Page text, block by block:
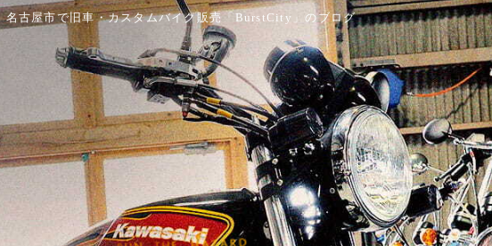
名古屋市で旧車・カスタムバイク販売「BurstCity」のブログ